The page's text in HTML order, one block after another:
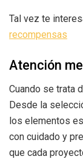
Tal vez te
recompensas
Atención
Cuando se trata
Desde la
los elementos
con cuidado y
que cada